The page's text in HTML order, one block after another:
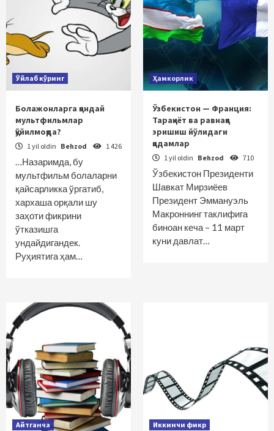
Ўйлаб кўринг
Болажонларга қандай
мультфильмлар
қўйилмоқда?
1 yil oldin Behzod 1 426
…Назаримда, бу
мультфильм болаларни
қайсарликка ўргатиб,
хархаша орқали шу
заҳоти фикрини
ўтказишга
ундайдигандек.
Руҳиятига ҳам…
Ҳамкорлик
Ўзбекистон — Франция:
Тараққиёт ва равнаққа
эришиш йўлидаги
қадамлар
1 yil oldin Behzod 710
Ўзбекистон Президенти
Шавкат Мирзиёев
Президент Эммануэль
Макроннинг таклифига
биноан кеча – 11 март
куни давлат…
Айтганча Иккинчи фикр